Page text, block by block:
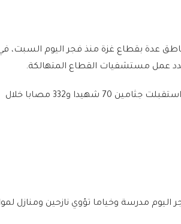
مناطق عدة بقطاع غزة منذ فجر اليوم السبت،
عمل مستشفيات القطاع المتهالكة.
وقالت وزارة الصحة في غزة إن مستشفيات القطاع استقبلت جثامين 70 شهيدا و332 مصابا خلال
مدرسة وخياما تؤوي نازحين ومنازل